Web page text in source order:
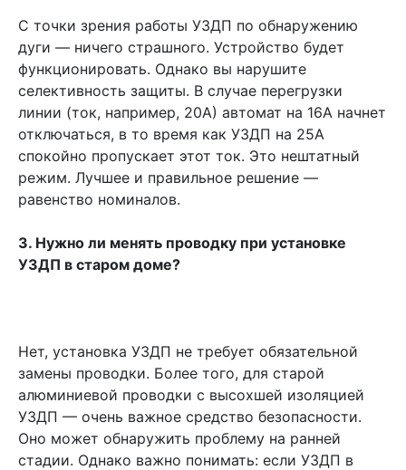
С точки зрения работы УЗДП по обнаружению
дуги — ничего страшного. Устройство будет
функционировать. Однако вы нарушите
селективность защиты. В случае перегрузки
линии (ток, например, 20А) автомат на 16А начнет
отключаться, в то время как УЗДП на 25А
спокойно пропускает этот ток. Это нештатный
режим. Лучшее и правильное решение —
равенство номиналов.
3. Нужно ли менять проводку при установке
УЗДП в старом доме?
Нет, установка УЗДП не требует обязательной
замены проводки. Более того, для старой
алюминиевой проводки с высохшей изоляцией
УЗДП — очень важное средство безопасности.
Оно может обнаружить проблему на ранней
стадии. Однако важно понимать: если УЗДП в